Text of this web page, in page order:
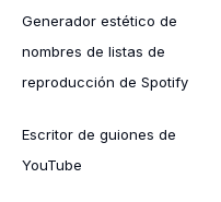
Generador estético de
nombres de listas de
reproducción de Spotify
Escritor de guiones de
YouTube